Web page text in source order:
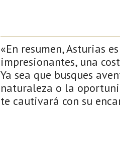
«En resumen, Asturias
impresionantes, una
Ya sea que busques
naturaleza o la
te cautivará con su